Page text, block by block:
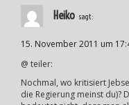
Heiko sagt:
15. November 2011 um
@ teiler:
Nochmal, wo kritisiert
die Regierung meinst du)?